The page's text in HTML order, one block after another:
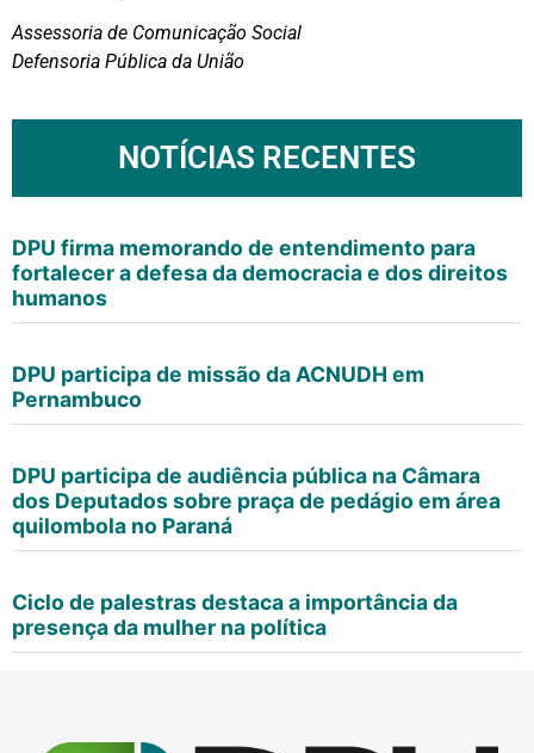
Assessoria de Comunicação Social
Defensoria Pública da União
NOTÍCIAS RECENTES
DPU firma memorando de entendimento para
fortalecer a defesa da democracia e dos direitos
humanos
DPU participa de missão da ACNUDH em
Pernambuco
DPU participa de audiência pública na Câmara
dos Deputados sobre praça de pedágio em área
quilombola no Paraná
Ciclo de palestras destaca a importância da
presença da mulher na política